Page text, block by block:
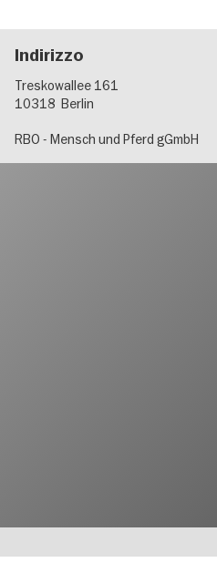
Indirizzo
Treskowallee 161
10318 Berlin
RBO - Mensch und Pferd gGmbH